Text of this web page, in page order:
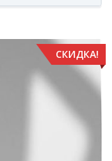
СКИДКА!